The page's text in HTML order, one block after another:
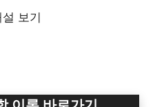
보기